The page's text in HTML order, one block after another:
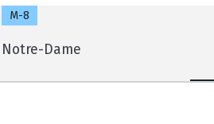
M-8
Notre-Dame